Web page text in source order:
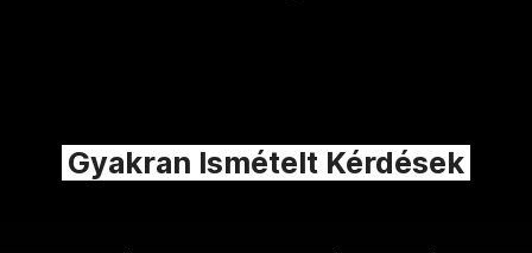
Gyakran Ismételt Kérdések